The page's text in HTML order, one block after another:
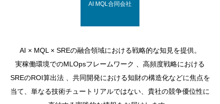
AI MQL合同会社
AI × MQL × SREの融合領域における戦略的な知見を提供。
実稼働環境でのMLOpsフレームワーク 、高頻度戦略における
SREのROI算出法 、共同開発における知財の構造化などに焦点を
当て、単なる技術チュートリアルではない、貴社の競争優位性に